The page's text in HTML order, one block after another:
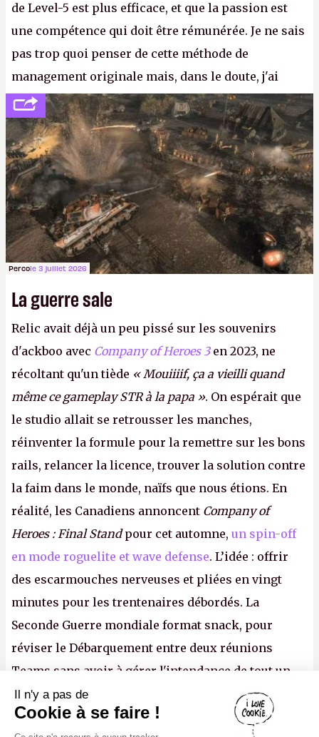
de Level-5 est plus efficace, et que la passion est
une compétence qui doit être rémunérée. Je ne sais
pas trop quoi penser de cette méthode de
management originale mais, dans le doute, j'ai
décidé d'apprendre par cœur les 300 derniers
numéros deCanard PCavant de demander une
augmentation à Ivan Le Fou.A.
Percole 3 juillet 2026
La guerre sale
Relic avait déjà un peu pissé sur les souvenirs
d'ackboo avec Company of Heroes 3en 2023, ne
récoltant qu'un tiède « Mouiiiif, ça a vieilli quand
même ce gameplay STR à la papa ». On espérait que
le studio allait se retrousser les manches,
réinventer la formule pour la remettre sur les bons
rails, relancer la licence, trouver la solution contre
la faim dans le monde, naïfs que nous étions. En
réalité, les Canadiens annoncent Company of
Heroes : Final Standpour cet automne, un spin-off
en mode roguelite et wave defense. L’idée : offrir
des escarmouches nerveuses et pliées en vingt
minutes pour les trentenaires débordés. La
Seconde Guerre mondiale format snack, pour
réviser le Débarquement entre deux réunions
Teams sans avoir à gérer l'intendance de tout un
continent. Pauvre ackboo, après avoir uriné sur ses
bottes, Relic vient donc de déféquer dans son
Canard PC
Kiosque numérique
Il n'y a pas de
Cookie à se faire !